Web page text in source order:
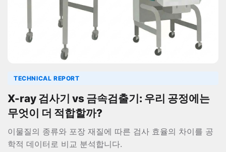
TECHNICAL REPORT
X-ray 검사기 vs 금속검출기: 우리 공정에는
무엇이 더 적합할까?
이물질의 종류와 포장 재질에 따른 검사 효율의 차이를 공
학적 데이터로 비교 분석합니다.